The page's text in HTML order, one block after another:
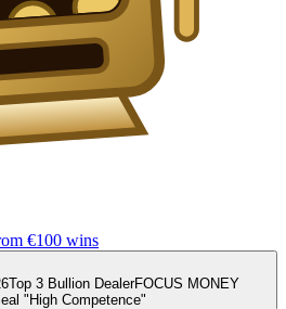
€100 wins
Top 3 Bullion DealerFOCUS MONEY
"High Competence"